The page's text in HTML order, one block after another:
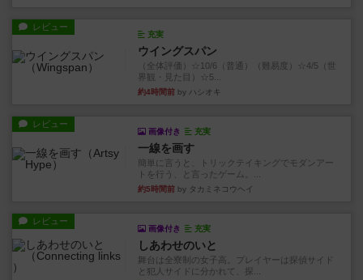
レビュー
充実
ウイングスパン
（全体評価）☆10/6（普通）（難易度）☆4/5（世
界観・見た目）☆5...
約4時間前 by ハシオキ
レビュー
画像付き 充実
一線を画す
簡単に言うと、トリックテイキングでモダンアー
トを行う、と言ったゲーム。...
約5時間前 by タカミネコウヘイ
レビュー
画像付き 充実
しあわせのいと
舞台は全寮制の女子高。プレイヤーは探偵サイド
と犯人サイドに分かれて、探...